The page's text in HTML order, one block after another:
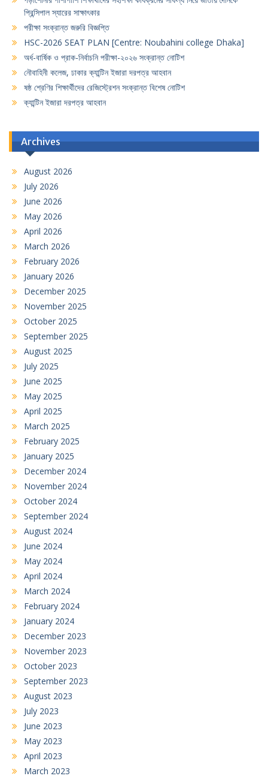
প্রিন্সিপাল স্যারের সাক্ষাৎকার
পরীক্ষা সংক্রান্ত জরুরি বিজ্ঞপ্তি
HSC-2026 SEAT PLAN [Centre: Noubahini college Dhaka]
অর্ধ-বার্ষিক ও প্রাক-নির্বাচনি পরীক্ষা-২০২৬ সংক্রান্ত নোটিশ
নৌবাহিনী কলেজ, ঢাকার ক্যান্টিন ইজারা দরপত্র আহবান
ষষ্ঠ শ্রেণির শিক্ষার্থীদের রেজিস্ট্রেশন সংক্রান্ত বিশেষ নোটিশ
ক্যান্টিন ইজারা দরপত্র আহবান
Archives
August 2026
July 2026
June 2026
May 2026
April 2026
March 2026
February 2026
January 2026
December 2025
November 2025
October 2025
September 2025
August 2025
July 2025
June 2025
May 2025
April 2025
March 2025
February 2025
January 2025
December 2024
November 2024
October 2024
September 2024
August 2024
June 2024
May 2024
April 2024
March 2024
February 2024
January 2024
December 2023
November 2023
October 2023
September 2023
August 2023
July 2023
June 2023
May 2023
April 2023
March 2023